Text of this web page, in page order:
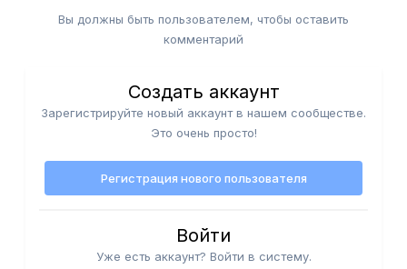
Вы должны быть пользователем, чтобы оставить
комментарий
Создать аккаунт
Зарегистрируйте новый аккаунт в нашем сообществе.
Это очень просто!
Регистрация нового пользователя
Войти
Уже есть аккаунт? Войти в систему.